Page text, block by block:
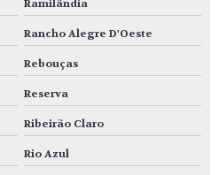
Ramilândia
Rancho Alegre D'Oeste
Rebouças
Reserva
Ribeirão Claro
Rio Azul